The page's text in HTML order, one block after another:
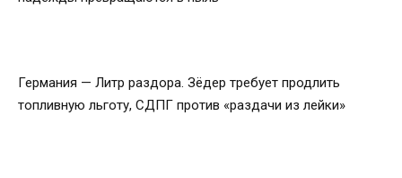
Германия — Литр раздора. Зёдер требует продлить
топливную льготу, СДПГ против «раздачи из лейки»